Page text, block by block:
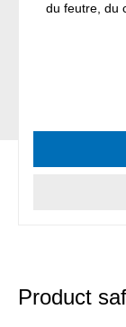
du feutre, du
Product